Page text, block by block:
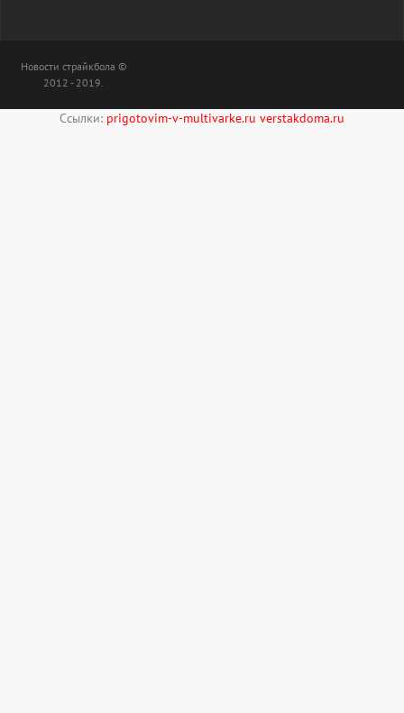
Новости страйкбола ©
2012 - 2019.
Ссылки: prigotovim-v-multivarke.ru verstakdoma.ru